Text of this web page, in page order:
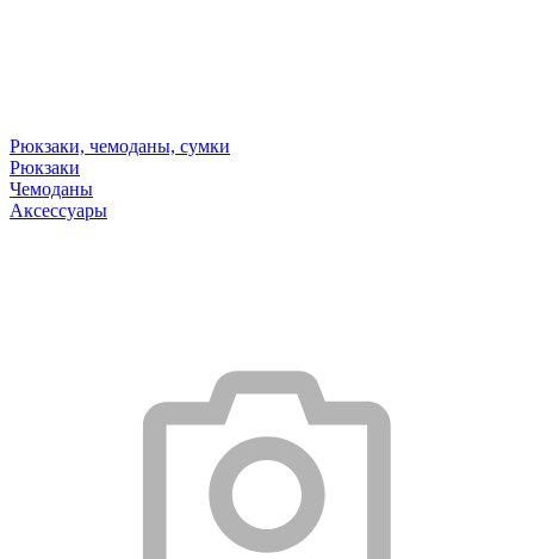
Рюкзаки, чемоданы, сумки
Рюкзаки
Чемоданы
Аксессуары